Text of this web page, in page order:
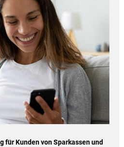
für Kunden von Sparkassen und